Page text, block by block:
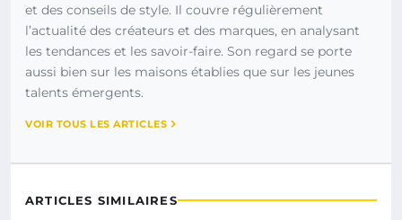
et des conseils de style. Il couvre régulièrement
l’actualité des créateurs et des marques, en analysant
les tendances et les savoir-faire. Son regard se porte
aussi bien sur les maisons établies que sur les jeunes
talents émergents.
VOIR TOUS LES ARTICLES
ARTICLES SIMILAIRES